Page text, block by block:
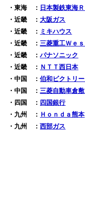
・東海 ： 日本製鉄東海Ｒ
・近畿 ：大阪ガス 4
・近畿 ： ミキハウス
・近畿 ： 三菱重工Ｗｅｓ
・近畿 ：パナソニック
・近畿 ： ＮＴＴ西日本
・中国 ：伯和ビクトリ
・中国 ： 三菱自動車倉敷
・四国 ： 四国銀行2
・九州 ： Ｈｏｎｄａ熊本
・九州 ：西部ガス 2